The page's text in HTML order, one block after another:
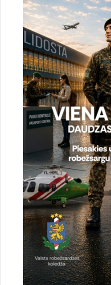
uzlabotu
Reģistrē
statistisko
apmeklētājs
2 gadi
_gat
Statistikas
uzlabotu
Izmanto
1 minūte
_gid
Statistikas